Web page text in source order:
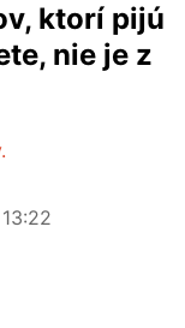
ktorí pijú
nie je z